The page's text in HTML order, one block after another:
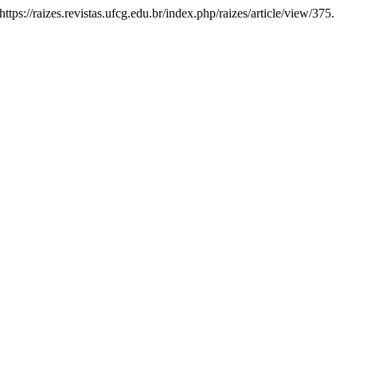
raizes.revistas.ufcg.edu.br/index.php/raizes/article/view/375.